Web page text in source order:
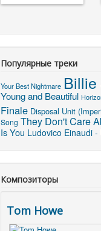
Популярные треки
Your Best Nightmare
Young and Beautiful
Finale Disposal Unit
Song They Don't Care
Is You Ludovico Einaudi
Композиторы
Tom Howe